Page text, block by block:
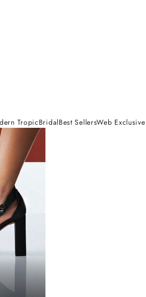
TropicBridalBest SellersWeb Exclusive